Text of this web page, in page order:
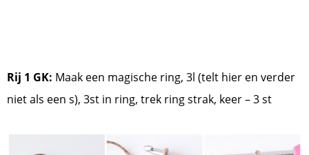
Rij 1 GK: Maak een magische ring, 3l (telt hier en verder
niet als een s), 3st in ring, trek ring strak, keer – 3 st